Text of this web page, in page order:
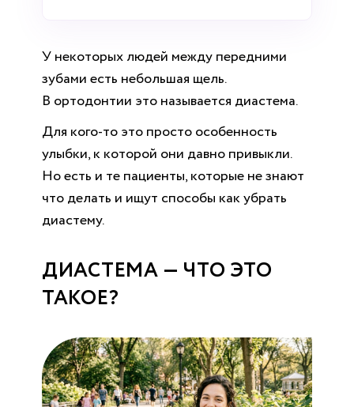
У некоторых людей между передними
зубами есть небольшая щель.
В ортодонтии это называется диастема.
Для кого-то это просто особенность
улыбки, к которой они давно привыкли.
Но есть и те пациенты, которые не знают
что делать и ищут способы как убрать
диастему.
ДИАСТЕМА — ЧТО ЭТО
ТАКОЕ?